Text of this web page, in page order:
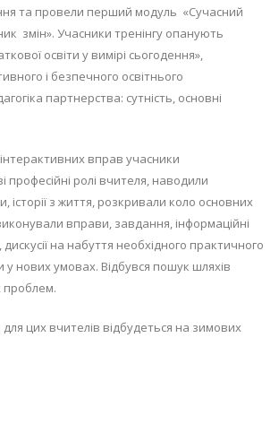
та провели перший модуль «Сучасний
змін». Учасники тренінгу опанують
освіти у вимірі сьогодення»,
і безпечного освітнього
партнерства: сутність, основні
вправ учасники
професійні ролі вчителя, наводили
історії з життя, розкривали коло основних
вправи, завдання, інформаційні
дискусії на набуття необхідного практичного
у нових умовах. Відбувся пошук шляхів
проблем.
для цих вчителів відбудеться на зимових